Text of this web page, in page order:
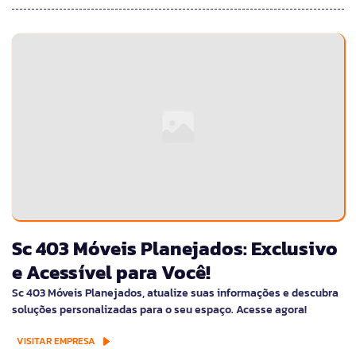
Sc 403 Móveis Planejados: Exclusivo
e Acessível para Você!
Sc 403 Móveis Planejados, atualize suas informações e descubra
soluções personalizadas para o seu espaço. Acesse agora!
VISITAR EMPRESA